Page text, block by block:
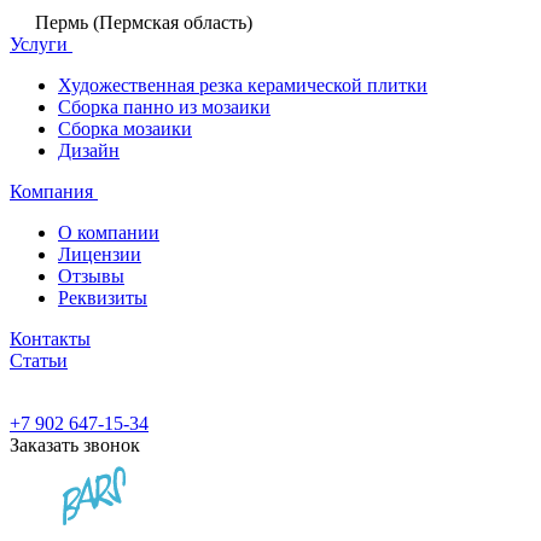
Пермь (Пермская область)
Услуги
Художественная резка керамической плитки
Сборка панно из мозаики
Сборка мозаики
Дизайн
Компания
О компании
Лицензии
Отзывы
Реквизиты
Контакты
Статьи
+7 902 647-15-34
Заказать звонок